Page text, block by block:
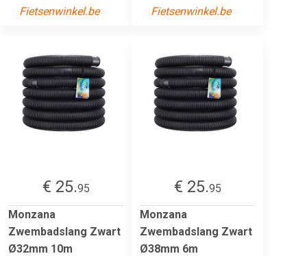
Fietsenwinkel.be Fietsenwinkel.be
€ 25.95
Monzana
Zwembadslang Zwart
Ø32mm 10m
€ 25.95
Monzana
Zwembadslang Zwart
Ø38mm 6m